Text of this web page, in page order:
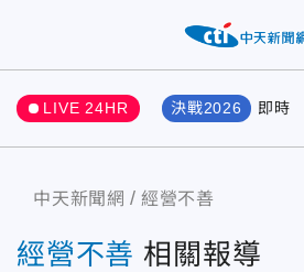
LIVE 24HR 決戰2026 即時
中天新聞網 經營不善
經營不善 相關報導